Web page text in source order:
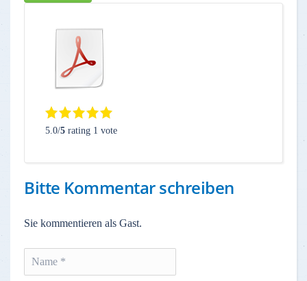
5.0/5 rating 1 vote
Bitte Kommentar schreiben
Sie kommentieren als Gast.